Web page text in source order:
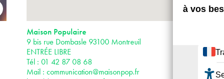
Maison Populaire
9 bis rue Dombasle 93100 Montreuil
ENTRÉE LIBRE
Tél : 01 42 87 08 68
Mail : communication@maisonpop.fr
Les
Accès :